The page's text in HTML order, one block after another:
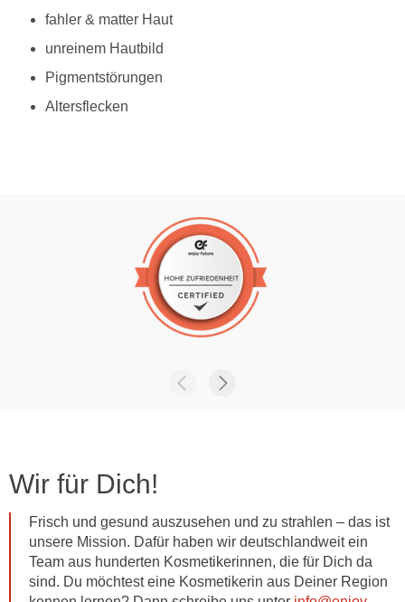
fahler & matter Haut
unreinem Hautbild
Pigmentstörungen
Altersflecken
Wir für Dich!
Frisch und gesund auszusehen und zu strahlen – das ist
unsere Mission. Dafür haben wir deutschlandweit ein
Team aus hunderten Kosmetikerinnen, die für Dich da
sind. Du möchtest eine Kosmetikerin aus Deiner Region